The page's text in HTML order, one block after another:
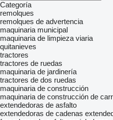
Categoría
remolques
remolques de advertencia
maquinaria municipal
maquinaria de limpieza viaria
quitanieves
tractores
tractores de ruedas
maquinaria de jardinería
tractores de dos ruedas
maquinaria de construcción
maquinaria de construcción de
extendedoras de asfalto
extendedoras de cadenas